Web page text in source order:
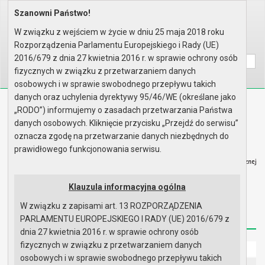
Home Prawo lokalne
Wyszukaj na stronie:
A AA
Biuletyn Informacji Publicznej
Urząd Miasta i Gminy w Gryfinie
Redakcja Instrukcja korzystania Dostępność
Strona główna
Szanowni Państwo!
W związku z wejściem w życie w dniu 25 maja 2018 roku
Rozporządzenia Parlamentu Europejskiego i Rady (UE)
2016/679 z dnia 27 kwietnia 2016 r. w sprawie ochrony osób
fizycznych w związku z przetwarzaniem danych
osobowych i w sprawie swobodnego przepływu takich
danych oraz uchylenia dyrektywy 95/46/WE (określane jako
„RODO”) informujemy o zasadach przetwarzania Państwa
danych osobowych. Kliknięcie przycisku „Przejdź do serwisu”
oznacza zgodę na przetwarzanie danych niezbędnych do
prawidłowego funkcjonowania serwisu.
Klauzula informacyjna ogólna
W związku z zapisami art. 13 ROZPORZĄDZENIA
PARLAMENTU EUROPEJSKIEGO I RADY (UE) 2016/679 z
dnia 27 kwietnia 2016 r. w sprawie ochrony osób
fizycznych w związku z przetwarzaniem danych
osobowych i w sprawie swobodnego przepływu takich